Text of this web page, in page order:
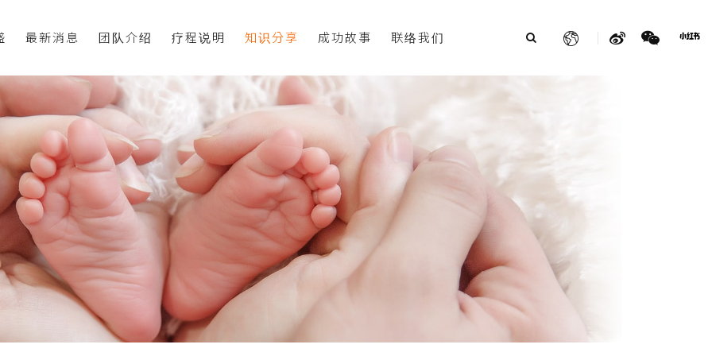
最新消息 团队介绍 疗程说明 知识分享 成功故事 联络我们